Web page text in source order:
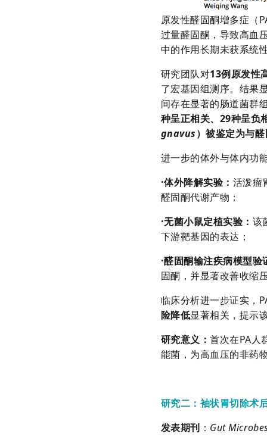
原发性醛固酮增多症（
过量醛固酮，导致高血
中的作用长期未获系统
研究团队对13例原发性
了宏基因组测序。结果
间存在显著的肠道菌群
种呈正相关、29种呈负
gnavus）被鉴定为与
进一步的体外与体内功
·体外降解实验： 活泼瘤
醛固酮代谢产物；
·无菌小鼠定植实验： 该
下游靶基因的表达；
·醛固酮输注疾病模型验
固酮，并显著改善收缩
临床分析进一步证实，
险降低显著相关，提示
研究意义 ：首次在PA人
能菌，为高血压的非药
研究二：袖状胃切除术
发表期刊 ： Gut